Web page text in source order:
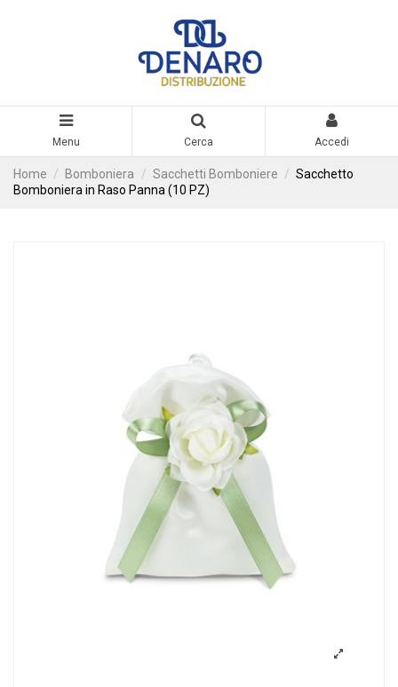
Menu Cerca Accedi
Home Bomboniera Sacchetti Bomboniere
Sacchetto
Bomboniera in Raso Panna (10 PZ)